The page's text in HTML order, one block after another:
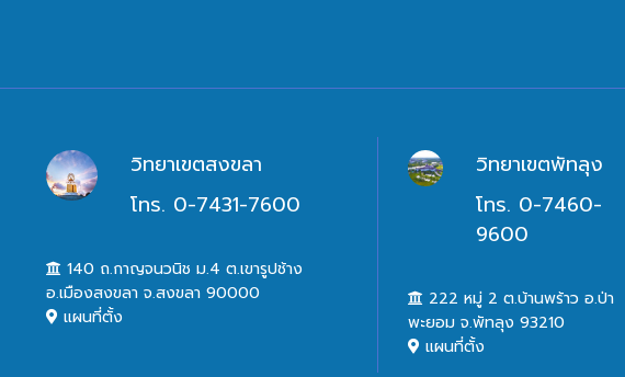
วิทยาเขตสงขลา
โทร. 0-7431-7600
140 ถ.กาญจนวนิช ม.4 ต.เขารูปช้าง
อ.เมืองสงขลา จ.สงขลา 90000
แผนที่ตั้ง
วิทยาเขตพัทลุง
โทร. 0-7460-
9600
222 หมู่ 2 ต.บ้านพร้าว อ.ป่า
พะยอม จ.พัทลุง 93210
แผนที่ตั้ง